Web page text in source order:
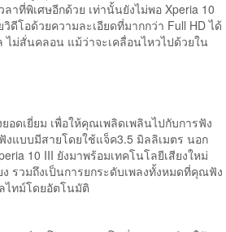
ที่พิเศษอีกด้วย เท่านั้นยังไม่พอ Xperia 10
โอด้วยความละเอียดที่มากกว่า Full HD ได้
ไม่สั่นคลอน แม้ว่าจะเคลื่อนไหวไปด้วยใน
ดเยี่ยม เพื่อให้คุณเพลิดเพลินไปกับการฟัง
งแบบมีสายโดยใช้แจ็ค3.5 มิลลิเมตร นอก
10 III ยังมาพร้อมเทคโนโลยีเสียงใหม่
รวมถึงเป็นการยกระดับเพลงทั้งหมดที่คุณฟัง
ทม์โดยอัตโนมัติ